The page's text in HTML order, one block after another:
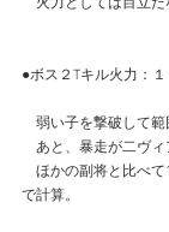
●ボス２Tキル火力：
弱い子を撃破して範
あと、暴走が二ヴィ
ほかの副将と比べて
で計算。